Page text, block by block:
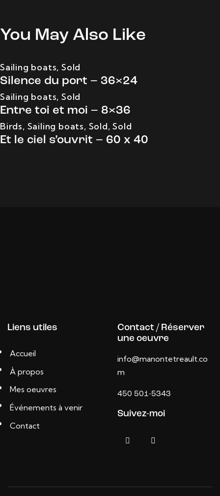
You May Also Like
Sailing boats,Sold
Silence du port – 36×24
Sailing boats,Sold
Entre toi et moi – 8×36
Birds, Sailing boats, Sold,Sold
Et le ciel s’ouvrit – 60 x 40
Liens utiles
Accueil
À propos
Mes oeuvres
Événements à venir
Contact
Contact / Réserver
une oeuvre
info@manontetreault.co
m
450 501-5343
Suivez-moi